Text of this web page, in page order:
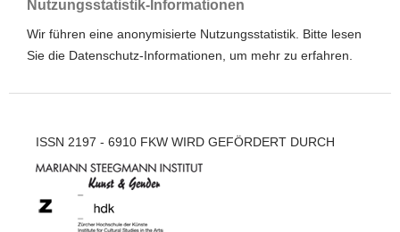
Nutzungsstatistik-Informationen
Wir führen eine anonymisierte Nutzungsstatistik. Bitte lesen
Sie die Datenschutz-Informationen , um mehr zu erfahren.
ISSN 2197 - 6910 FKW WIRD GEFÖRDERT DURCH